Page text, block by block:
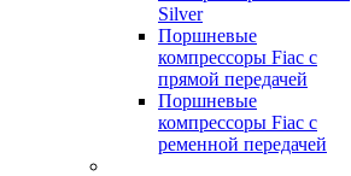
Silver
Поршневые
компрессоры Fiac с
прямой передачей
Поршневые
компрессоры Fiac с
ременной передачей